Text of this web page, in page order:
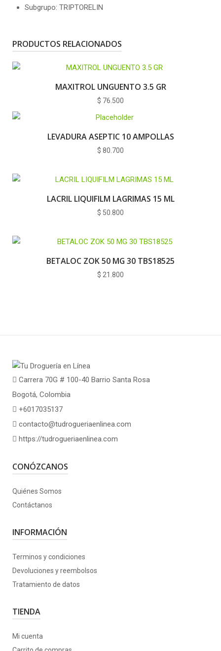
Subgrupo: TRIPTORELIN
PRODUCTOS RELACIONADOS
MAXITROL UNGUENTO 3.5 GR
$ 76.500
LEVADURA ASEPTIC 10 AMPOLLAS
$ 80.700
LACRIL LIQUIFILM LAGRIMAS 15 ML
$ 50.800
BETALOC ZOK 50 MG 30 TBS18525
$ 21.800
Carrera 70G # 100-40 Barrio Santa Rosa
Bogotá, Colombia
+6017035137
contacto@tudrogueriaenlinea.com
https://tudrogueriaenlinea.com
CONÓZCANOS
Quiénes Somos
Contáctanos
INFORMACIÓN
Terminos y condiciones
Devoluciones y reembolsos
Tratamiento de datos
TIENDA
Mi cuenta